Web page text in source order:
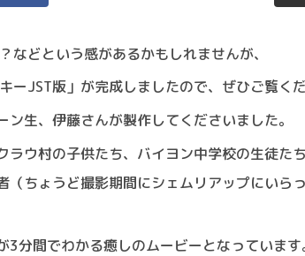
などという感があるかもしれませんが、
ーJST版」が完成しましたので、ぜひご覧く
生、伊藤さんが製作してくださいました。
ラウ村の子供たち、バイヨン中学校の生徒た
（ちょうど撮影期間にシェムリアップにいら
3分間でわかる癒しのムービーとなっています